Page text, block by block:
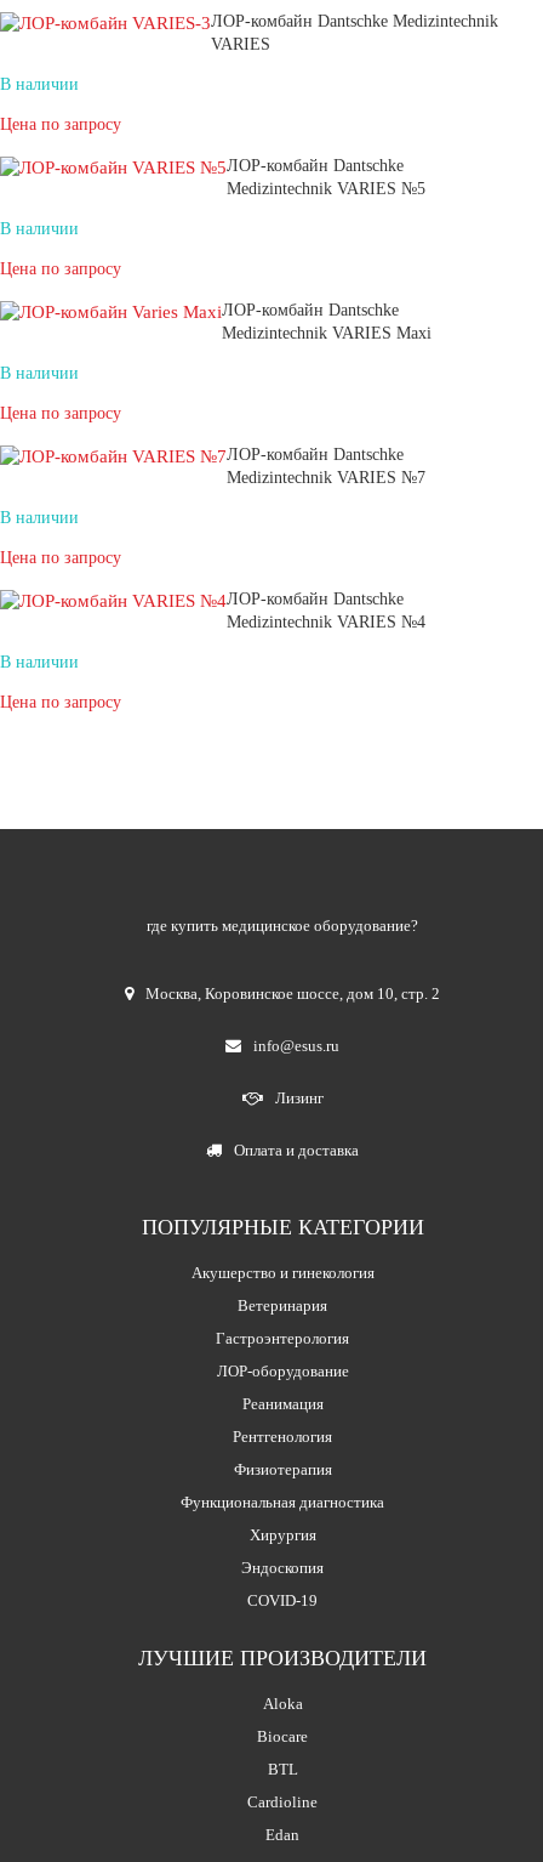
ЛОР-комбайн Dantschke Medizintechnik
VARIES
В наличии
Цена по запросу
ЛОР-комбайн Dantschke
Medizintechnik VARIES №5
В наличии
Цена по запросу
ЛОР-комбайн Dantschke
Medizintechnik VARIES Maxi
В наличии
Цена по запросу
ЛОР-комбайн Dantschke
Medizintechnik VARIES №7
В наличии
Цена по запросу
ЛОР-комбайн Dantschke
Medizintechnik VARIES №4
В наличии
Цена по запросу
где купить медицинское оборудование?
Москва,Коровинское шоссе, дом 10, стр. 2
info@esus.ru
Лизинг
Оплата и доставка
ПОПУЛЯРНЫЕ КАТЕГОРИИ
Акушерство и гинекология
Ветеринария
Гастроэнтерология
ЛОР-оборудование
Реанимация
Рентгенология
Физиотерапия
Функциональная диагностика
Хирургия
Эндоскопия
COVID-19
ЛУЧШИЕ ПРОИЗВОДИТЕЛИ
Aloka
Biocare
BTL
Cardioline
Edan